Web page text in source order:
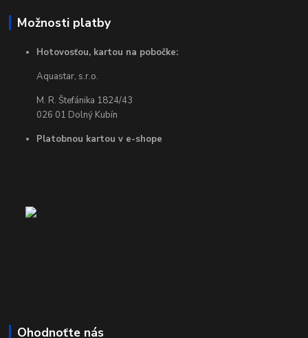
Možnosti platby
Hotovosťou, kartou na pobočke:
Aquastar, s.r.o.
M. R. Štefánika 1824/43
026 01 Dolný Kubín
Platobnou kartou v e-shope
Ohodnoťte nás